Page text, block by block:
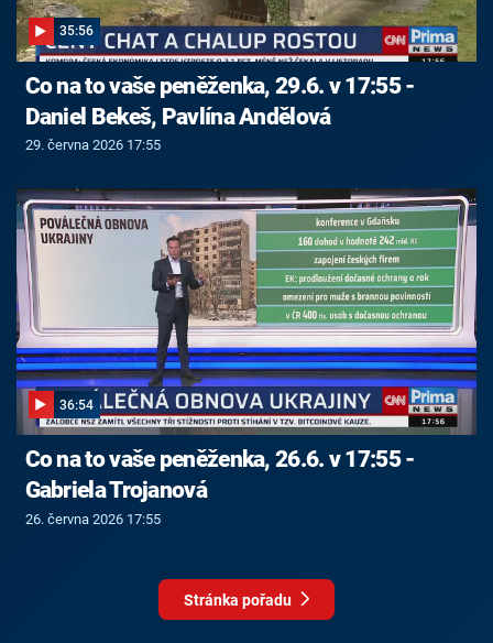
35:56
Co na to vaše peněženka, 29.6. v 17:55 -
Daniel Bekeš, Pavlína Andělová
29. června 2026 17:55
36:54
Co na to vaše peněženka, 26.6. v 17:55 -
Gabriela Trojanová
26. června 2026 17:55
Stránka pořadu